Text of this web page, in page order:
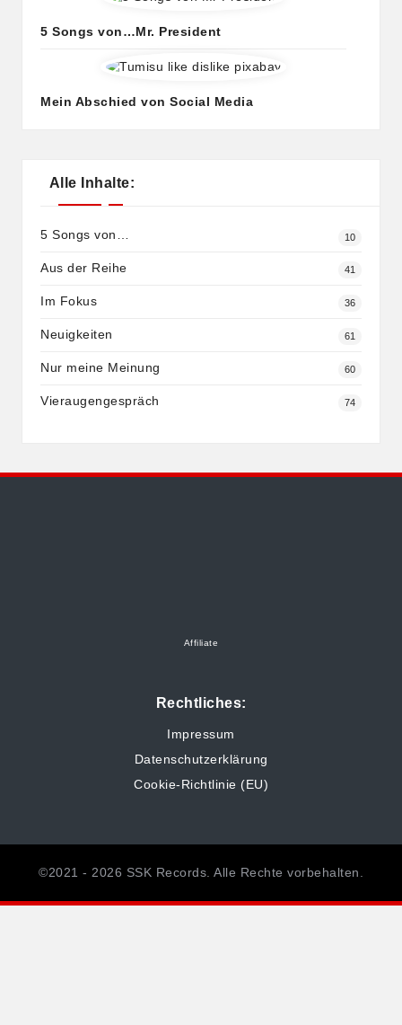
5 Songs von…Mr. President
Mein Abschied von Social Media
Alle Inhalte:
5 Songs von… 10
Aus der Reihe 41
Im Fokus 36
Neuigkeiten 61
Nur meine Meinung 60
Vieraugengespräch 74
Affiliate
Rechtliches:
Impressum
Datenschutzerklärung
Cookie-Richtlinie (EU)
©2021 - 2026 SSK Records. Alle Rechte vorbehalten.